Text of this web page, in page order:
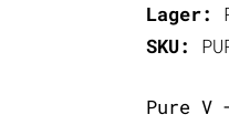
Lager:
SKU:
Pure V